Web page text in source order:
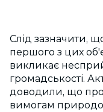
Слід зазначити,
першого з цих
викликає
громадськості.
доводили, що
вимогам